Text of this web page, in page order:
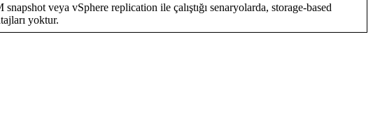
veya vSphere replication ile çalıştığı senaryolarda, storage-based
yoktur.